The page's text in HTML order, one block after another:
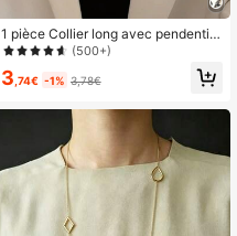
1 pièce Collier long avec pendentif
géométrique minimaliste
(500+)
3 ,74€ -1% 3,78€